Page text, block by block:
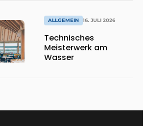
ALLGEMEIN 16. JULI 2026
Technisches
Meisterwerk am
Wasser